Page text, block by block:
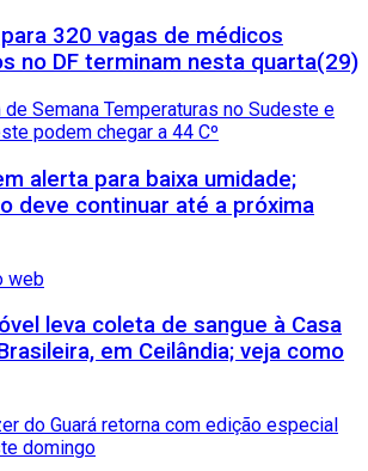
320 vagas de médicos
no DF terminam nesta quarta(29)
alerta para baixa umidade;
deve continuar até a próxima
leva coleta de sangue à Casa
em Ceilândia; veja como